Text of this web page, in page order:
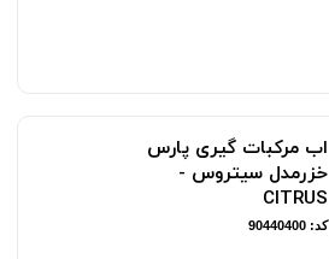
اب مرکبات گیری پارس
خزرمدل سیتروس -
CITRUS
کد: 90440400